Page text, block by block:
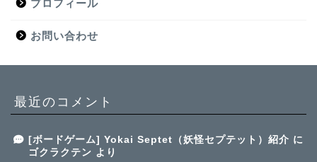
プロフィール
お問い合わせ
最近のコメント
[ボードゲーム] Yokai Septet（妖怪セプテット）紹介 に
ゴクラクテン より